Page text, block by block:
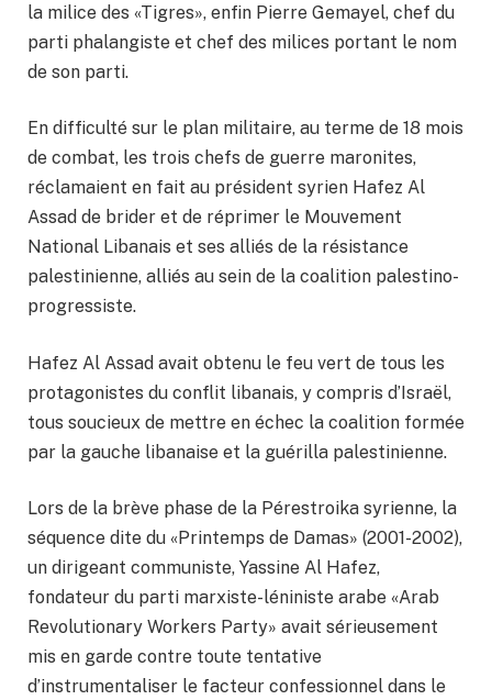
la milice des «Tigres», enfin Pierre Gemayel, chef du
parti phalangiste et chef des milices portant le nom
de son parti.
En difficulté sur le plan militaire, au terme de 18 mois
de combat, les trois chefs de guerre maronites,
réclamaient en fait au président syrien Hafez Al
Assad de brider et de réprimer le Mouvement
National Libanais et ses alliés de la résistance
palestinienne, alliés au sein de la coalition palestino-
progressiste.
Hafez Al Assad avait obtenu le feu vert de tous les
protagonistes du conflit libanais, y compris d’Israël,
tous soucieux de mettre en échec la coalition formée
par la gauche libanaise et la guérilla palestinienne.
Lors de la brève phase de la Pérestroika syrienne, la
séquence dite du «Printemps de Damas» (2001-2002),
un dirigeant communiste, Yassine Al Hafez,
fondateur du parti marxiste-léniniste arabe «Arab
Revolutionary Workers Party» avait sérieusement
mis en garde contre toute tentative
d’instrumentaliser le facteur confessionnel dans le